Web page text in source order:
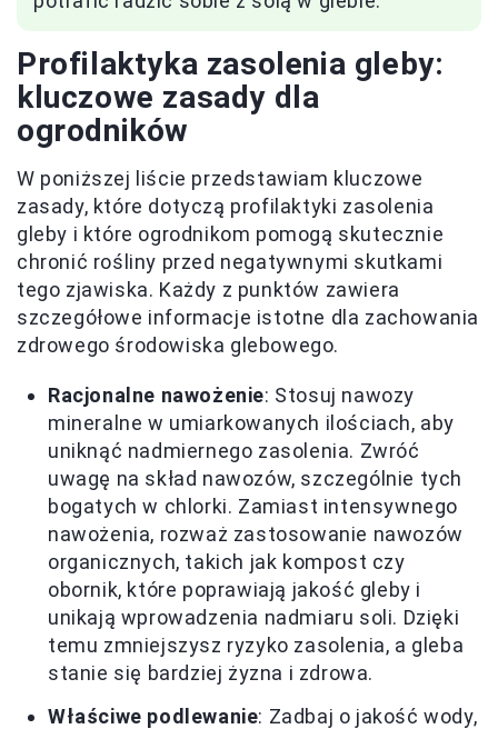
Profilaktyka zasolenia gleby:
kluczowe zasady dla
ogrodników
W poniższej liście przedstawiam kluczowe
zasady, które dotyczą profilaktyki zasolenia
gleby i które ogrodnikom pomogą skutecznie
chronić rośliny przed negatywnymi skutkami
tego zjawiska. Każdy z punktów zawiera
szczegółowe informacje istotne dla zachowania
zdrowego środowiska glebowego.
Racjonalne nawożenie: Stosuj nawozy
mineralne w umiarkowanych ilościach, aby
uniknąć nadmiernego zasolenia. Zwróć
uwagę na skład nawozów, szczególnie tych
bogatych w chlorki. Zamiast intensywnego
nawożenia, rozważ zastosowanie nawozów
organicznych, takich jak kompost czy
obornik, które poprawiają jakość gleby i
unikają wprowadzenia nadmiaru soli. Dzięki
temu zmniejszysz ryzyko zasolenia, a gleba
stanie się bardziej żyzna i zdrowa.
Właściwe podlewanie: Zadbaj o jakość wody,